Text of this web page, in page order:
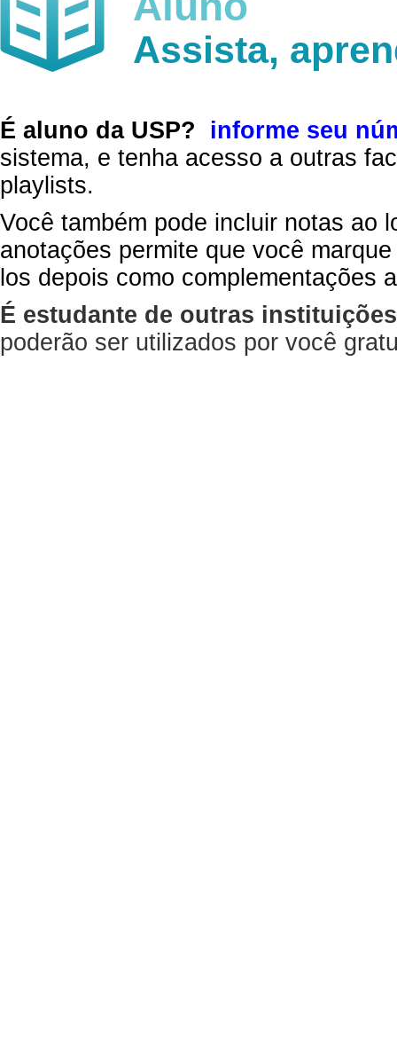
Assista,
É aluno da USP?
informe seu
sistema, e tenha acesso a outras
playlists.
Você também pode incluir notas ao
anotações permite que você
los depois como complementações
É estudante de outras
poderão ser utilizados por você